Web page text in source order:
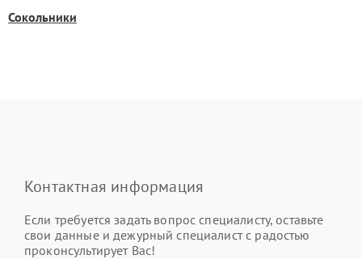
Сокольники
Контактная информация
Если требуется задать вопрос специалисту, оставьте
свои данные и дежурный специалист с радостью
проконсультирует Вас!